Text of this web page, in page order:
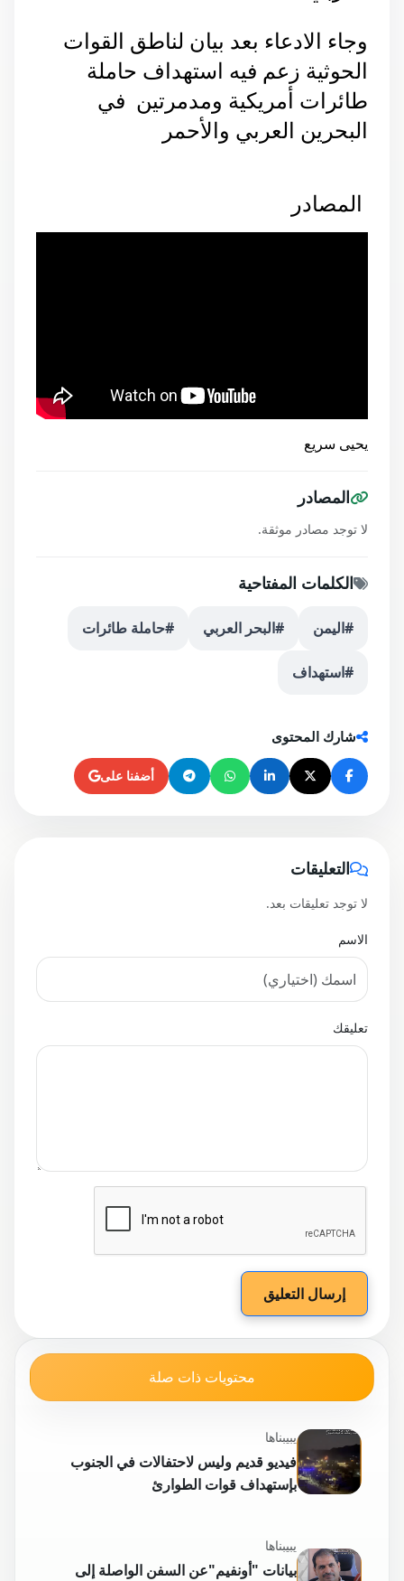
وجاء الادعاء بعد بيان لناطق القوات
الحوثية زعم فيه استهداف حاملة
طائرات أمريكية ومدمرتين في
البحرين العربي والأحمر
المصادر
يحيى سريع
المصادر
لا توجد مصادر موثقة.
الكلمات المفتاحية
#اليمن #البحر العربي #حاملة طائرات
#استهداف
شارك المحتوى
أضفنا على
التعليقات
لا توجد تعليقات بعد.
الاسم
تعليقك
إرسال التعليق
محتويات ذات صلة
يبيبناها
فيديو قديم وليس لاحتفالات في الجنوب
بإستهداف قوات الطوارئ
يبيبناها
بيانات "أونفيم"عن السفن الواصلة إلى